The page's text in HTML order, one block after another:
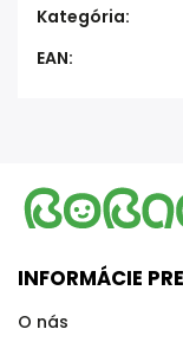
Kategória:
EAN:
INFORMÁCIE
O nás